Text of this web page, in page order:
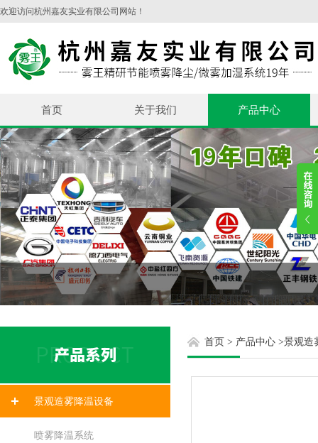
欢迎访问杭州嘉友实业有限公司网站！
首页 关于我们 产品中心
景观造雾降温设备
喷雾降温系统
首页 > 产品中心 >景观造